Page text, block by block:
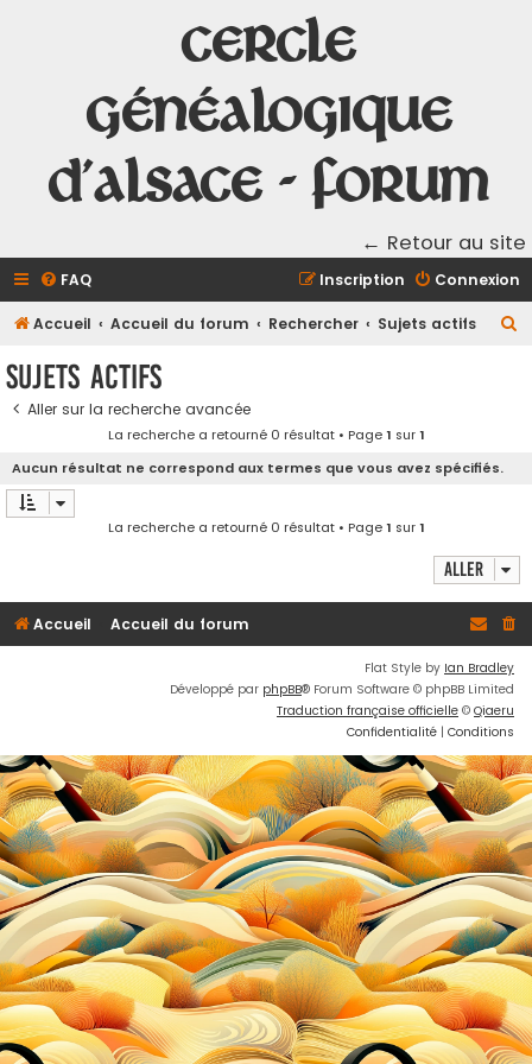
Cercle
Généalogique
d'Alsace - Forum
← Retour au site
FAQ Connexion
Inscription
Accueil Accueil du forum Rechercher Sujets actifs
r
Sujets actifs
Aller sur la recherche avancée
La recherche a retourné 0 résultat • Page1 sur1
Aucun résultat ne correspond aux termes que vous avez spécifiés.
La recherche a retourné 0 résultat • Page1 sur1
Aller
Accueil Accueil du forum
Flat Style by Ian Bradley
Développé par phpBB® Forum Software © phpBB Limited
Traduction française officielle © Qiaeru
Confidentialité | Conditions